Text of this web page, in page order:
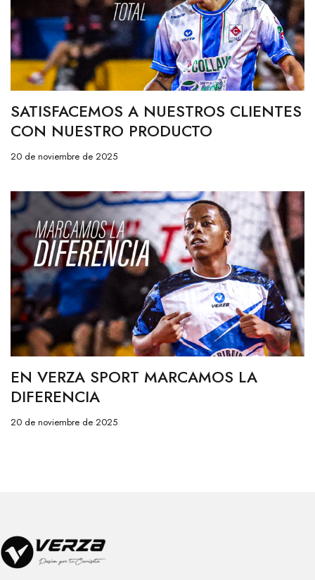
SATISFACEMOS A NUESTROS CLIENTES
CON NUESTRO PRODUCTO
20 de noviembre de 2025
EN VERZA SPORT MARCAMOS LA
DIFERENCIA
20 de noviembre de 2025